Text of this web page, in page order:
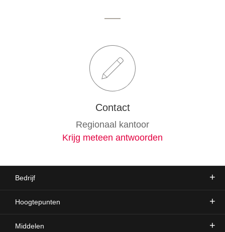
Contact
Regionaal kantoor
Krijg meteen antwoorden
Bedrijf
Hoogtepunten
Middelen